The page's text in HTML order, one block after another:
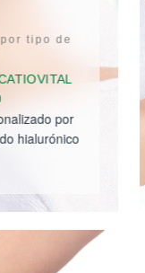
tipo de
por
hialurónico